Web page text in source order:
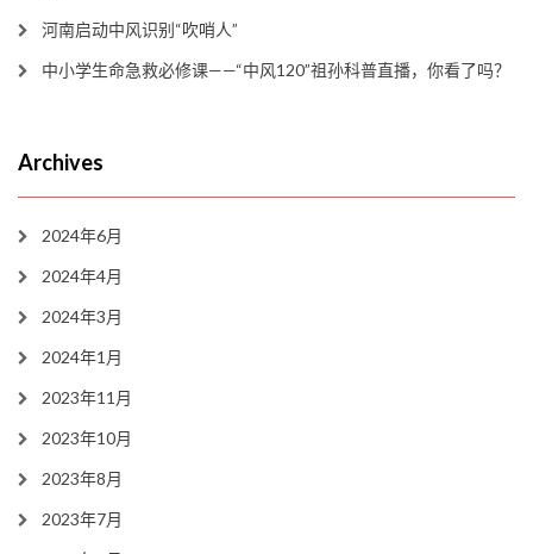
河南启动中风识别“吹哨人”
中小学生命急救必修课——“中风120”祖孙科普直播，你看了吗？
Archives
2024年6月
2024年4月
2024年3月
2024年1月
2023年11月
2023年10月
2023年8月
2023年7月